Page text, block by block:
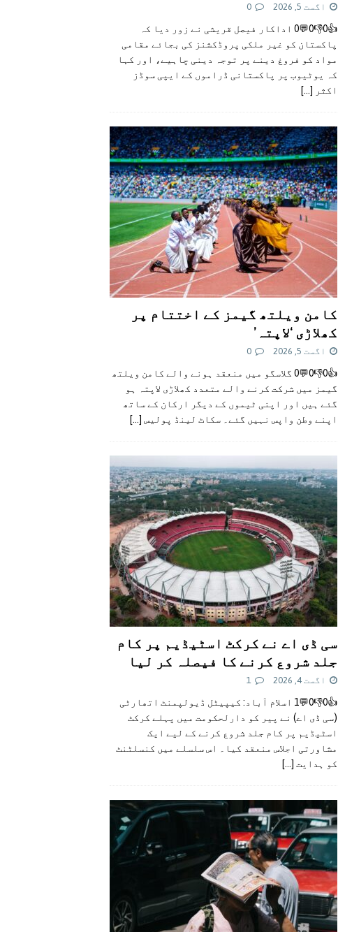
اگست 5, 2026 0
👍0👎0💬0 اداکار فیصل قریشی نے زور دیا کہ
پاکستان کو غیر ملکی پروڈکشنز کی بجائے مقامی
مواد کو فروغ دینے پر توجہ دینی چاہیے، اور کہا
کہ یوٹیوب پر پاکستانی ڈراموں کے ایپی سوڈز
اکثر
[...]
کامن ویلتھ گیمز کے اختتام پر
کھلاڑی ‘لاپتہ’
اگست 5, 2026 0
👍0👎0💬0 گلاسگو میں منعقد ہونے والے کامن ویلتھ
گیمز میں شرکت کرنے والے متعدد کھلاڑی لاپتہ ہو
گئے ہیں اور اپنی ٹیموں کے دیگر ارکان کے ساتھ
اپنے وطن واپس نہیں گئے۔ سکاٹ لینڈ پولیس [...]
سی ڈی اے نے کرکٹ اسٹیڈیم پر کام
جلد شروع کرنے کا فیصلہ کر لیا
اگست 4, 2026 1
👍0👎0💬1 اسلام آباد: کیپیٹل ڈیولپمنٹ اتھارٹی
(سی ڈی اے) نے پیر کو دارلحکومت میں پہلے کرکٹ
اسٹیڈیم پر کام جلد شروع کرنے کے لیے ایک
مشاورتی اجلاس منعقد کیا۔ اس سلسلے میں کنسلٹنٹ
کو ہدایت [...]